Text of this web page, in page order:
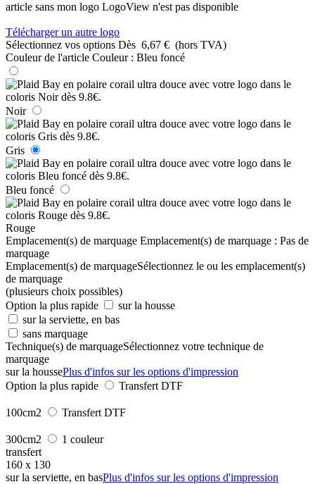
article sans mon logo LogoView n'est pas disponible
Télécharger un autre logo
Sélectionnez vos options Dès 6,67 € (hors TVA)
Couleur de l'article Couleur : Bleu foncé
Noir
Gris
Bleu foncé
Rouge
Emplacement(s) de marquage Emplacement(s) de marquage : Pas de
marquage
Emplacement(s) de marquageSélectionnez le ou les emplacement(s)
de marquage
(plusieurs choix possibles)
Option la plus rapide
sur la housse
sur la serviette, en bas
sans marquage
Technique(s) de marquageSélectionnez votre technique de
marquage
sur la houssePlus d'infos sur les options d'impression
Option la plus rapide
Transfert DTF
100cm2 Transfert DTF
300cm2
1 couleur
transfert
160 x 130
sur la serviette, en basPlus d'infos sur les options d'impression